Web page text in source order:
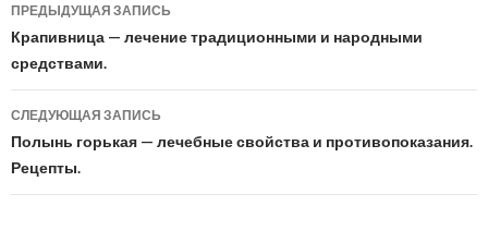
Навигация
по
записям
ПРЕДЫДУЩАЯ ЗАПИСЬ
Крапивница — лечение традиционными и народными
средствами.
СЛЕДУЮЩАЯ ЗАПИСЬ
Полынь горькая — лечебные свойства и противопоказания.
Рецепты.